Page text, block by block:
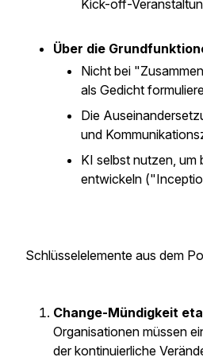
Kick-off-
Über die
Nicht bei
als Gedicht
Die
und
KI selbst nutzen, um
entwickeln
Schlüsselelemente aus dem
Change-Mündigkeit
Organisationen müssen
der kontinuierliche